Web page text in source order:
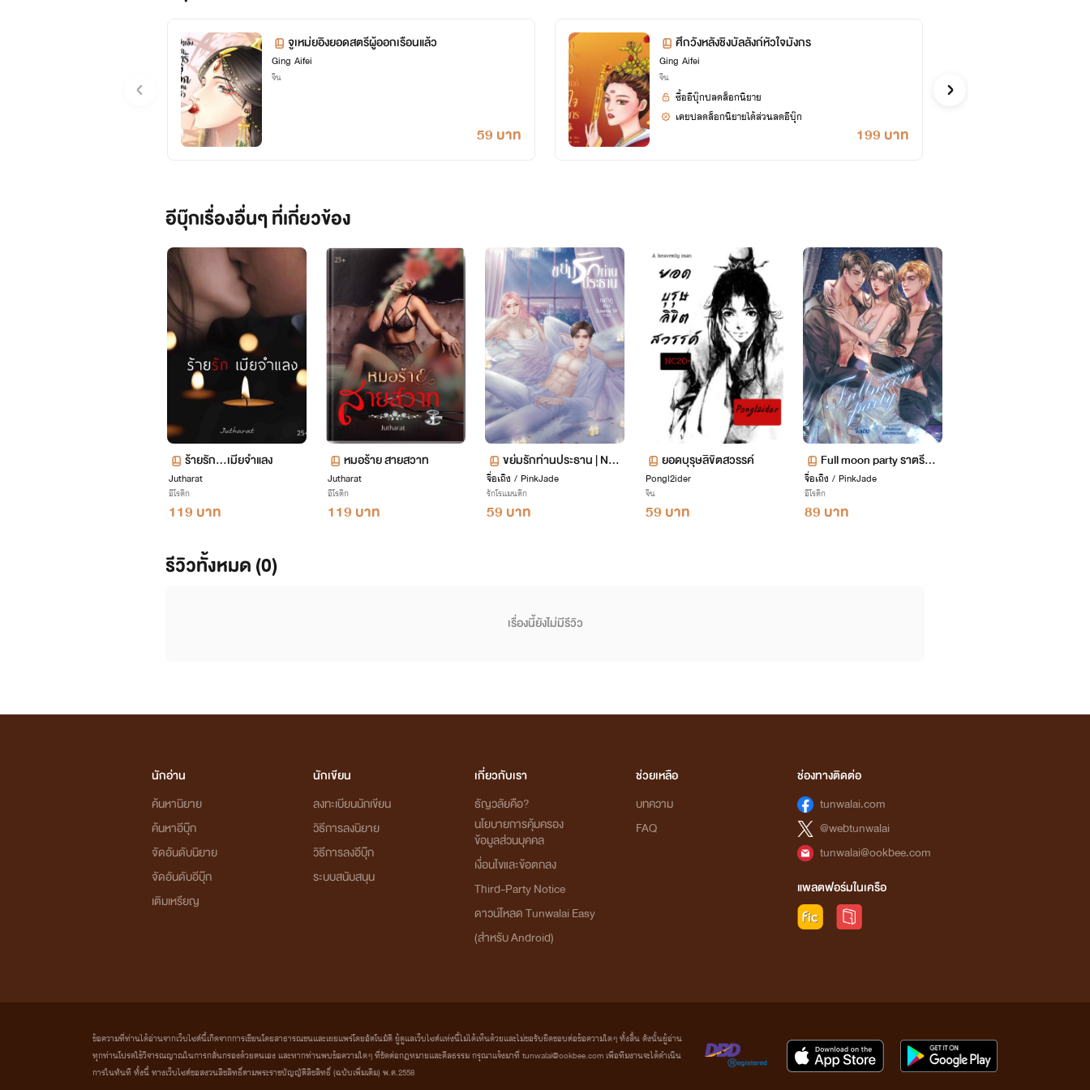
จูเหม่ยอิงยอดสตรีผู้ออกเรือนแล้ว
Ging Aifei
จีน
59 บาท
ศึกวังหลังชิงบัลลังก์หัวใจมังกร
Ging Aifei
จีน
199 บาท
ซื้ออีบุ๊กปลดล็อกนิยาย
เคยปลดล็อกนิยายได้ส่วนลดอีบุ๊ก
อีบุ๊กเรื่องอื่นๆ ที่เกี่ยวข้อง
ร้ายรัก...เมียจำแลง
Jutharat
อีโรติก
119 บาท
หมอร้าย สายสวาท
Jutharat
อีโรติก
119 บาท
ขย่มรักท่านประธาน | NC2
0
จื่อเถิง / PinkJade
รักโรแมนติก
59 บาท
ยอดบุรุษลิขิตสวรรค์
Pongl2ider
จีน
59 บาท
Full moon party ราตรีกระ
หน่ำรัก (3P / NC25 )
จื่อเถิง / PinkJade
อีโรติก
89 บาท
รีวิวทั้งหมด (0)
เรื่องนี้ยังไม่มีรีวิว
นักอ่าน
ค้นหานิยาย
ค้นหาอีบุ๊ก
จัดอันดับนิยาย
จัดอันดับอีบุ๊ก
เติมเหรียญ
นักเขียน
ลงทะเบียนนักเขียน
วิธีการลงนิยาย
วิธีการลงอีบุ๊ก
ระบบสนับสนุน
เกี่ยวกับเรา
ธัญวลัยคือ?
นโยบายการคุ้มครอง
ข้อมูลส่วนบุคคล
เงื่อนไขและข้อตกลง
Third-Party Notice
ดาวน์โหลด Tunwalai Easy
(สำหรับ Android)
ช่วยเหลือ
บทความ
FAQ
ช่องทางติดต่อ
tunwalai.com
@webtunwalai
tunwalai@ookbee.com
แพลตฟอร์มในเครือ
ข้อความที่ท่านได้อ่านจากเว็บไซต์นี้เกิดจากการเขียนโดยสาธารณชนและเผยแพร่โดยอัตโนมัติ ผู้ดูแลเว็บไซต์แห่งนี้ไม่ได้เห็นด้วยและไม่ขอรับผิดชอบต่อข้อความใดๆ ทั้งสิ้น ดังนั้นผู้อ่าน
ทุกท่านโปรดใช้วิจารณญาณในการกลั่นกรองด้วยตนเอง และหากท่านพบข้อความใดๆ ที่ขัดต่อกฎหมายและศีลธรรม กรุณาแจ้งมาที่ tunwalai@ookbee.com เพื่อทีมงานจะได้ดำเนิน
การในทันที ทั้งนี้ ทางเว็บไซต์ขอสงวนลิขสิทธิ์ตามพระราชบัญญัติลิขสิทธิ์ (ฉบับเพิ่มเติม) พ.ศ.2558